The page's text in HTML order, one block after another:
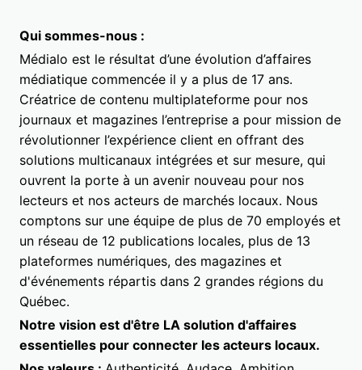
Qui sommes-nous :
Médialo est le résultat d’une évolution d’affaires
médiatique commencée il y a plus de 17 ans.
Créatrice de contenu multiplateforme pour nos
journaux et magazines l’entreprise a pour mission de
révolutionner l’expérience client en offrant des
solutions multicanaux intégrées et sur mesure, qui
ouvrent la porte à un avenir nouveau pour nos
lecteurs et nos acteurs de marchés locaux. Nous
comptons sur une équipe de plus de 70 employés et
un réseau de 12 publications locales, plus de 13
plateformes numériques, des magazines et
d'événements répartis dans 2 grandes régions du
Québec.
Notre vision est d'être LA solution d'affaires
essentielles pour connecter les acteurs locaux.